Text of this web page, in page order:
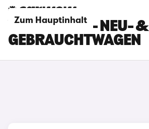
Zum Hauptinhalt
VOLVO BLAU - NEU- &
GEBRAUCHTWAGEN